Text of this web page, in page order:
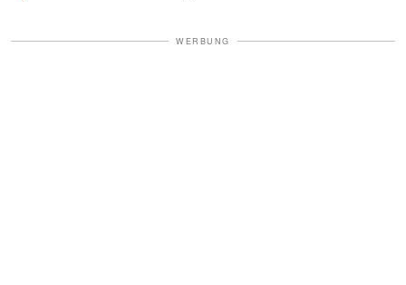
WERBUNG